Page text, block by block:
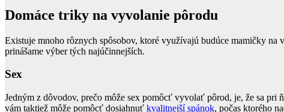
Domáce triky na vyvolanie pôrodu
Existuje mnoho rôznych spôsobov, ktoré využívajú budúce mamičky
prinášame výber tých najúčinnejších.
Sex
Jedným z dôvodov, prečo môže sex pomôcť vyvolať pôrod, je, že sa pri
vám taktiež môže pomôcť dosiahnuť kvalitnejší spánok, počas ktorého